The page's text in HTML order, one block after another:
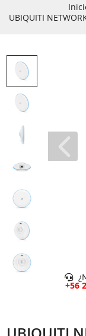
UBIQUITI
+56